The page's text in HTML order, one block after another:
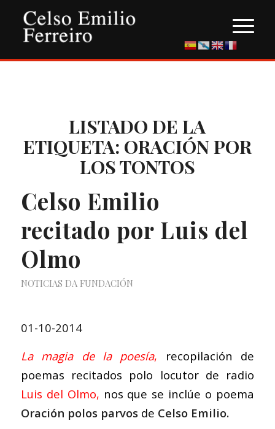
LISTADO DE LA
ETIQUETA: ORACIÓN POR
LOS TONTOS
Celso Emilio
recitado por Luis del
Olmo
NOTICIAS DA FUNDACIÓN
01-10-2014
La magia de la poesía, recopilación de
poemas recitados polo locutor de radio
Luis del Olmo, nos que se inclúe o poema
Oración polos parvosde Celso Emilio.